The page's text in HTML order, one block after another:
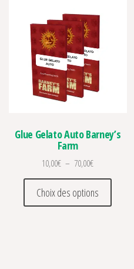
Glue Gelato Auto Barney’s
Farm
10,00€ – 70,00€Plage de
Choix des options
Ce